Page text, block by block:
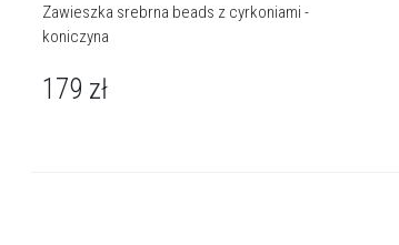
Zawieszka srebrna beads z cyrkoniami -
koniczyna
179 zł